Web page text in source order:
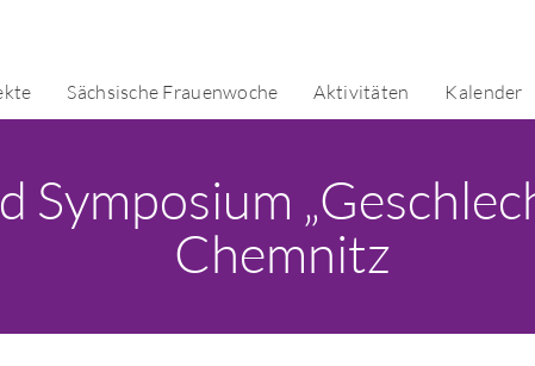
Sächsische Frauenwoche Aktivitäten Kalender
Symposium
Chemnitz